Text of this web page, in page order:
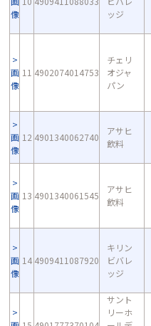
像
ッジ
画
像
11 4902074014753
チェリ
オジャ
パン
画
像
12 4901340062740
アサヒ
飲料
画
像
13 4901340061545
アサヒ
飲料
画
像
14 4909411087920
キリン
ビバレ
ッジ
サント
リーホ